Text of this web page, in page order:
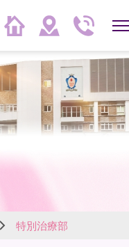
特別治療部